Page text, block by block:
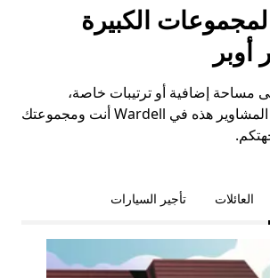
الكبيرة
أوبر
مساحة إضافية أو ترتيبات خاصة،
ستساعدك خيارات المشاوير هذه في Wardell أنت ومجموعتك
العائلات تأجير السيارات